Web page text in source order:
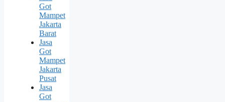
Got
Mampet
Jakarta
Barat
Jasa
Got
Mampet
Jakarta
Pusat
Jasa
Got